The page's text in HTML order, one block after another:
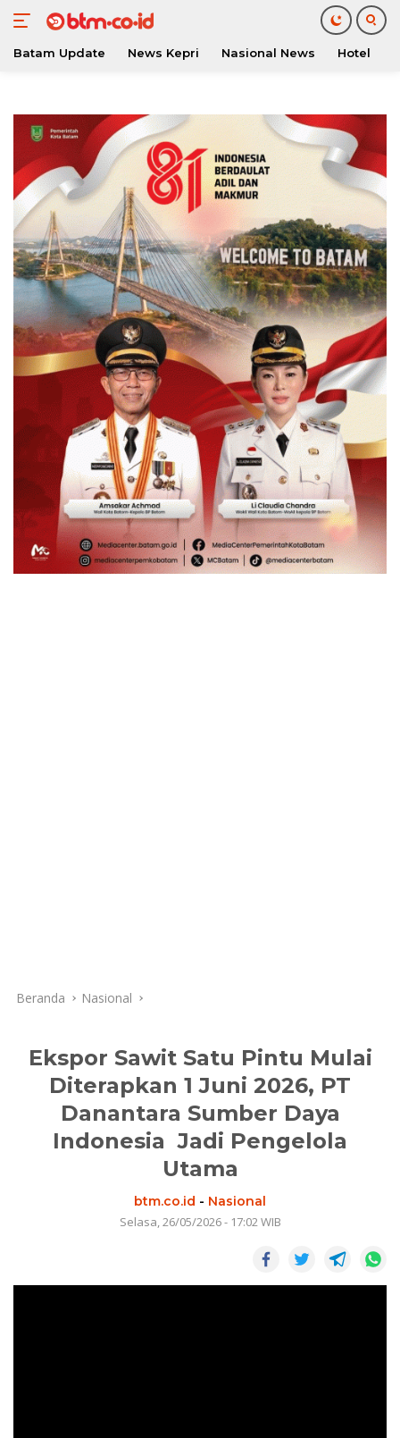
konten
Batam Update News Kepri Nasional News Hotel
Beranda Nasional
Ekspor Sawit Satu Pintu Mulai
Diterapkan 1 Juni 2026, PT
Danantara Sumber Daya
Indonesia Jadi Pengelola
Utama
btm.co.id - Nasional
Selasa, 26/05/2026 - 17:02 WIB